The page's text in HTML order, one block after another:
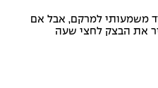
משמעותי למרקם, אבל אם
את הבצק לחצי שעה